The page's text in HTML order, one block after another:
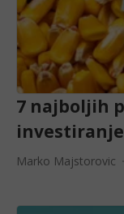
7 najboljih
investiranje
Marko Majstorovic